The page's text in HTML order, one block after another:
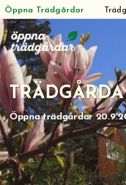
Hoppa
till
innehåll
Öppna Trädgårdar
Öppna trädgårdar